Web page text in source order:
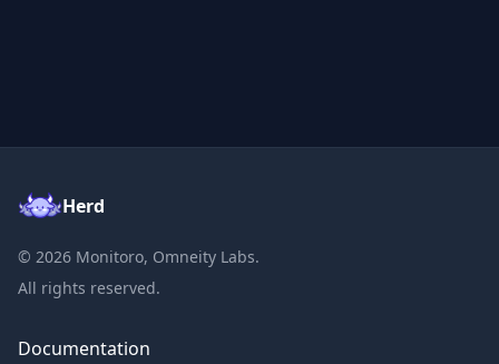
Herd
© 2026 Monitoro, Omneity Labs.
All rights reserved.
Documentation